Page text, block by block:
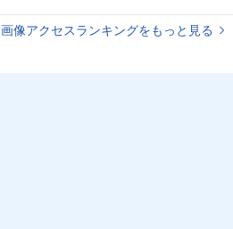
画像アクセスランキングをもっと見る